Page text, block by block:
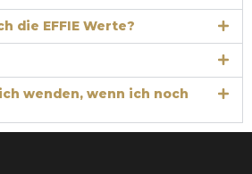
die EFFIE Werte?
wenden, wenn ich noch